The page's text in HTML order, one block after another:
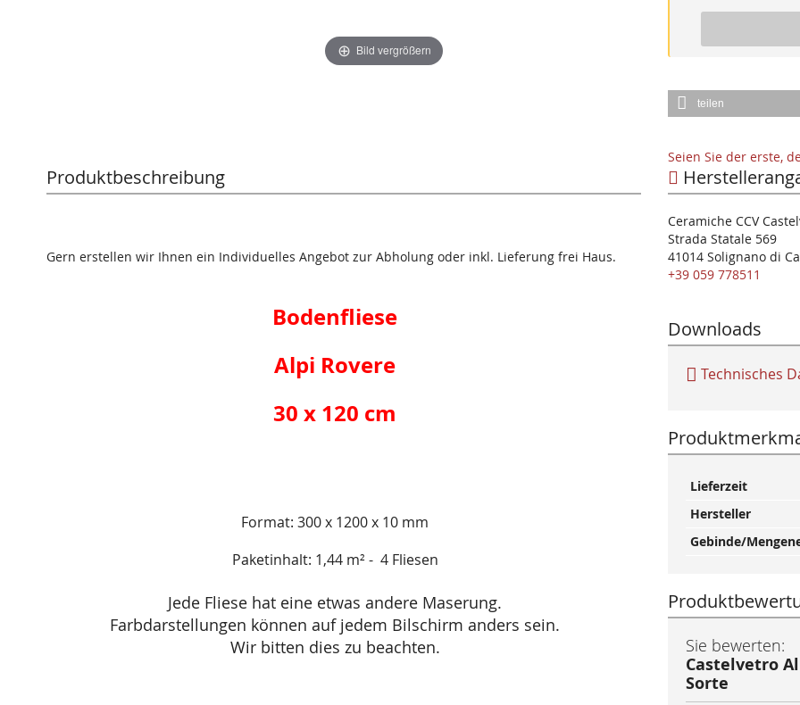
Bild vergrößern
teilen
Seien Sie der erste,
Produktbeschreibung
Gern erstellen wir Ihnen ein Individuelles Angebot zur Abholung oder inkl. Lieferung frei Haus.
Bodenfliese
Alpi Rovere
30 x 120 cm
Format: 300 x 1200 x 10 mm
Paketinhalt: 1,44 m² - 4 Fliesen
Jede Fliese hat eine etwas andere Maserung.
Farbdarstellungen können auf jedem Bilschirm anders sein.
Wir bitten dies zu beachten.
Ceramiche CCV
Strada Statale 569
41014 Solignano di
+39 059 778511
Downloads
Technisches
Mehr
Lieferzeit
Hersteller
Gebinde/
Sie bewerten:
Castelvetro
Sorte